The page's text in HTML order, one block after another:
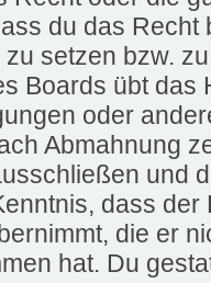
du das
setzen bzw.
Boards übt
oder
Abmahnung
und
dass
die er
hat. Du